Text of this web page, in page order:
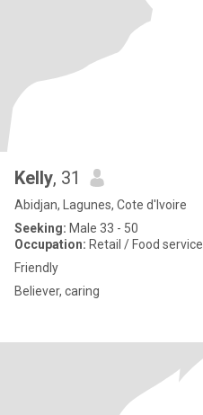
Kelly, 31
Abidjan, Lagunes, Cote d'Ivoire
Seeking: Male 33 - 50
Occupation: Retail / Food
Friendly
Believer, caring